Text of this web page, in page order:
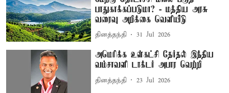
பாதுகாக்கப்படுமா? - மத்திய அரசு
வரைவு அறிக்கை வெளியீடு
தினத்தந்தி 31 Jul 2026
அமெரிக்க உள்கட்சி தேர்தல் இந்திய
வம்சாவளி டாக்டர் அபார வெற்றி
தினத்தந்தி 23 Jul 2026